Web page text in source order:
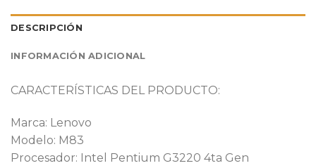
DESCRIPCIÓN
INFORMACIÓN ADICIONAL
CARACTERÍSTICAS DEL PRODUCTO:
Marca: Lenovo
Modelo: M83
Procesador: Intel Pentium G3220 4ta Gen